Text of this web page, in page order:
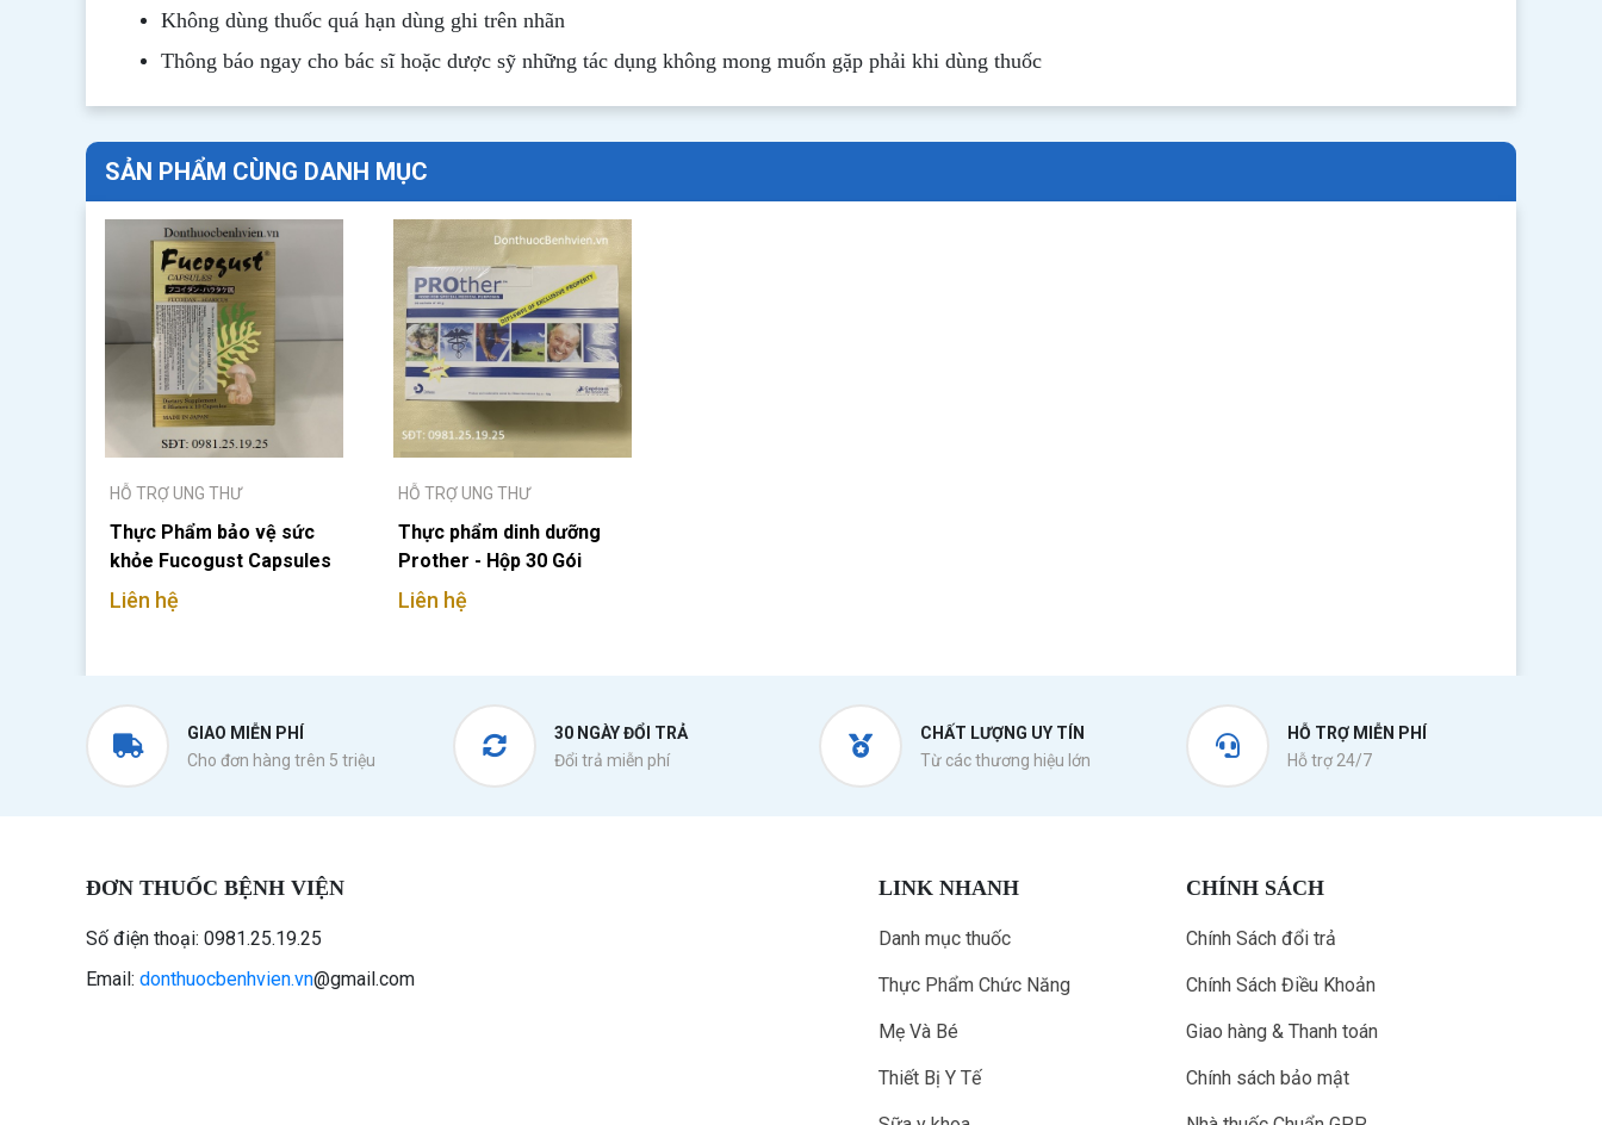
Không dùng thuốc quá hạn dùng ghi trên nhãn
Thông báo ngay cho bác sĩ hoặc dược sỹ những tác dụng không mong muốn gặp phải khi dùng thuốc
SẢN PHẨM CÙNG DANH MỤC
HỖ TRỢ UNG THƯ
Thực Phẩm bảo vệ sức
khỏe Fucogust Capsules
Liên hệ
HỖ TRỢ UNG THƯ
Thực phẩm dinh dưỡng
Prother - Hộp 30 Gói
Liên hệ
GIAO MIỄN PHÍ
Cho đơn hàng trên 5 triệu
30 NGÀY ĐỔI TRẢ
Đổi trả miễn phí
CHẤT LƯỢNG UY TÍN
Từ các thương hiệu lớn
HỖ TRỢ MIỄN PHÍ
Hỗ trợ 24/7
ĐƠN THUỐC BỆNH VIỆN
Số điện thoại: 0981.25.19.25
Email: donthuocbenhvien.vn@gmail.com
LINK NHANH
Danh mục thuốc
Thực Phẩm Chức Năng
Mẹ Và Bé
Thiết Bị Y Tế
CHÍNH SÁCH
Chính Sách đổi trả
Chính Sách Điều Khoản
Giao hàng & Thanh toán
Chính sách bảo mật